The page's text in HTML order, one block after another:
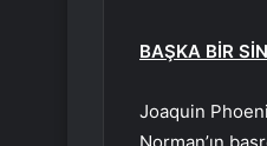
BAŞKA BİR
Joaquin